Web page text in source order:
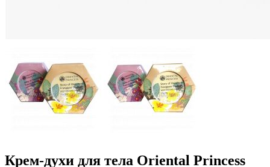
Крем-духи для тела Oriental Princess